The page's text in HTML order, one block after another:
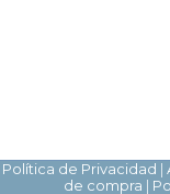
Política de Privacidad |
de compra |